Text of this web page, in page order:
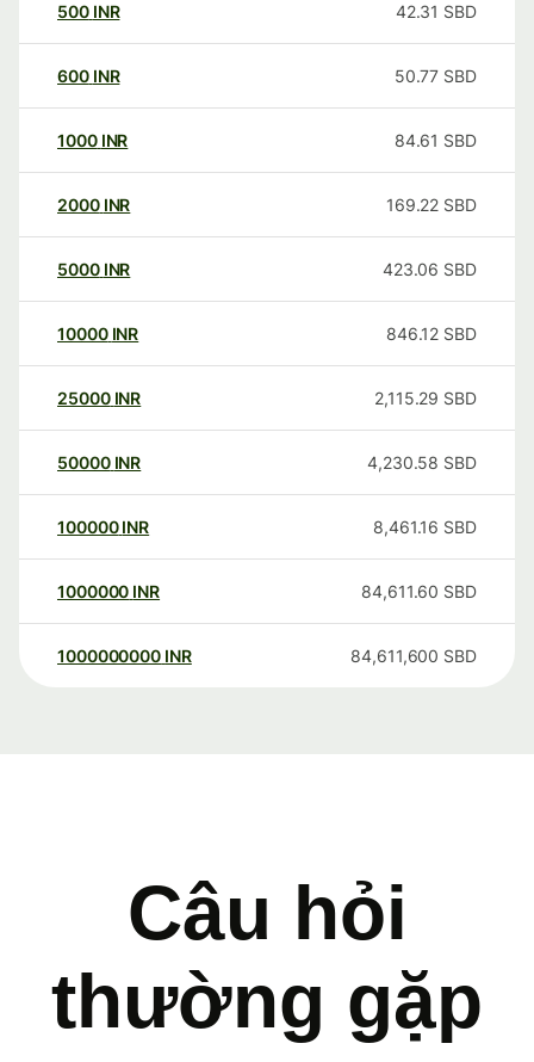
500 INR 42.31 SBD
600 INR 50.77 SBD
1000 INR 84.61 SBD
2000 INR 169.22 SBD
5000 INR 423.06 SBD
10000 INR 846.12 SBD
25000 INR 2,115.29 SBD
50000 INR 4,230.58 SBD
100000 INR 8,461.16 SBD
1000000 INR 84,611.60 SBD
1000000000 INR 84,611,600 SBD
Câu hỏi
thường gặp